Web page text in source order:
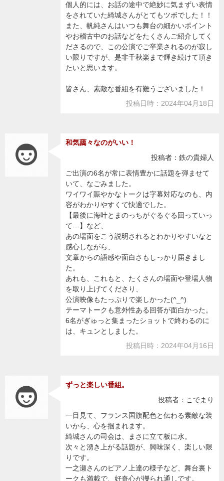
個人的には、お話の途中で絶妙に気まずい表情
をされていた綺城さんがとてもツボでした！！
また、帆純さんはいつも舞台の細かいポイント
やお稽古中のお話などをたくさんご紹介してく
ださるので、この公演でご卒業されるのが寂し
い限りですが、是非千秋楽まで輝き続けて頂き
たいと思います。
皆さん、素敵な番組を有難うございました！
投稿日時：2024年04月18日
和気藹々なのがいい！
投稿者：鉄の貴婦人
ご出演の6名が常に表情豊かに話題を弾ませて
いて、なごみました。
ワイワイ賑やかなトークは字幕対応なのも、内
容がわかりやすくて快適でした。
【最後に海叶とまのっちがぐるぐる回っていっ
て…】など、
あの場面をこう説明されるとわかりやすいなと
感心しながら、
文章からの語感や面白さもしっかり届きまし
た。
あれも、これもと、たくさんの場面や登場人物
を取り上げてくださり、
公演映像もたっぷりで楽しかった(^_^)
テーマトークも意外性ある回答が面白かった。
6名がぎゅっと集まったショットで終わるのに
は、キュンとしました。
投稿日時：2024年04月16日
ずっと楽しい番組。
投稿者：こでまり
一目見て、フランス国旗配色と伝わる素敵な装
いから、心を掴まれます。
綺城さんの司会は、まさに立て板に水。
次々と湧き上がる話題が、興味深く、楽しい限
りです。
一之瀬さんのピアノ上達の様子など、舞台裏ト
ークも満載で、好奇心が擽られ通しです。